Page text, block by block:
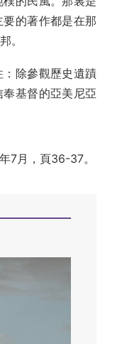
的著作都是在那
。
除參觀歷史遺蹟
基督的亞美尼亞
7月，頁36-37。